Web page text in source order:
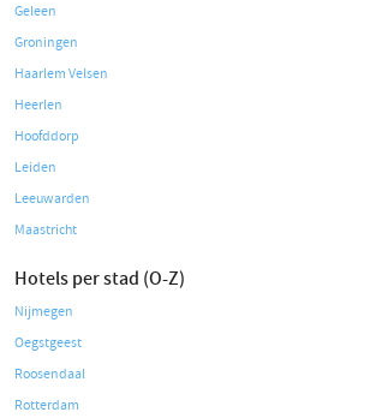
Geleen
Groningen
Haarlem Velsen
Heerlen
Hoofddorp
Leiden
Leeuwarden
Maastricht
Hotels per stad (O-Z)
Nijmegen
Oegstgeest
Roosendaal
Rotterdam